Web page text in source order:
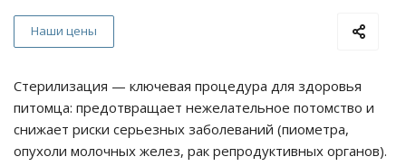
Наши цены
Стерилизация — ключевая процедура для здоровья
питомца: предотвращает нежелательное потомство и
снижает риски серьезных заболеваний (пиометра,
опухоли молочных желез, рак репродуктивных органов).